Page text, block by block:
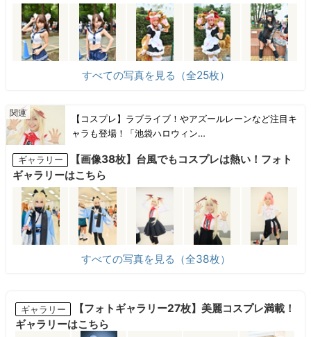
すべての写真を見る（全25枚）
【コスプレ】ラブライブ！やアズールレーンなど注目キ
ャラも登場！「池袋ハロウィン…
ギャラリー
【画像38枚】台風でもコスプレは熱い！フォト
ギャラリーはこちら
すべての写真を見る（全38枚）
ギャラリー
【フォトギャラリー27枚】美麗コスプレ満載！
ギャラリーはこちら